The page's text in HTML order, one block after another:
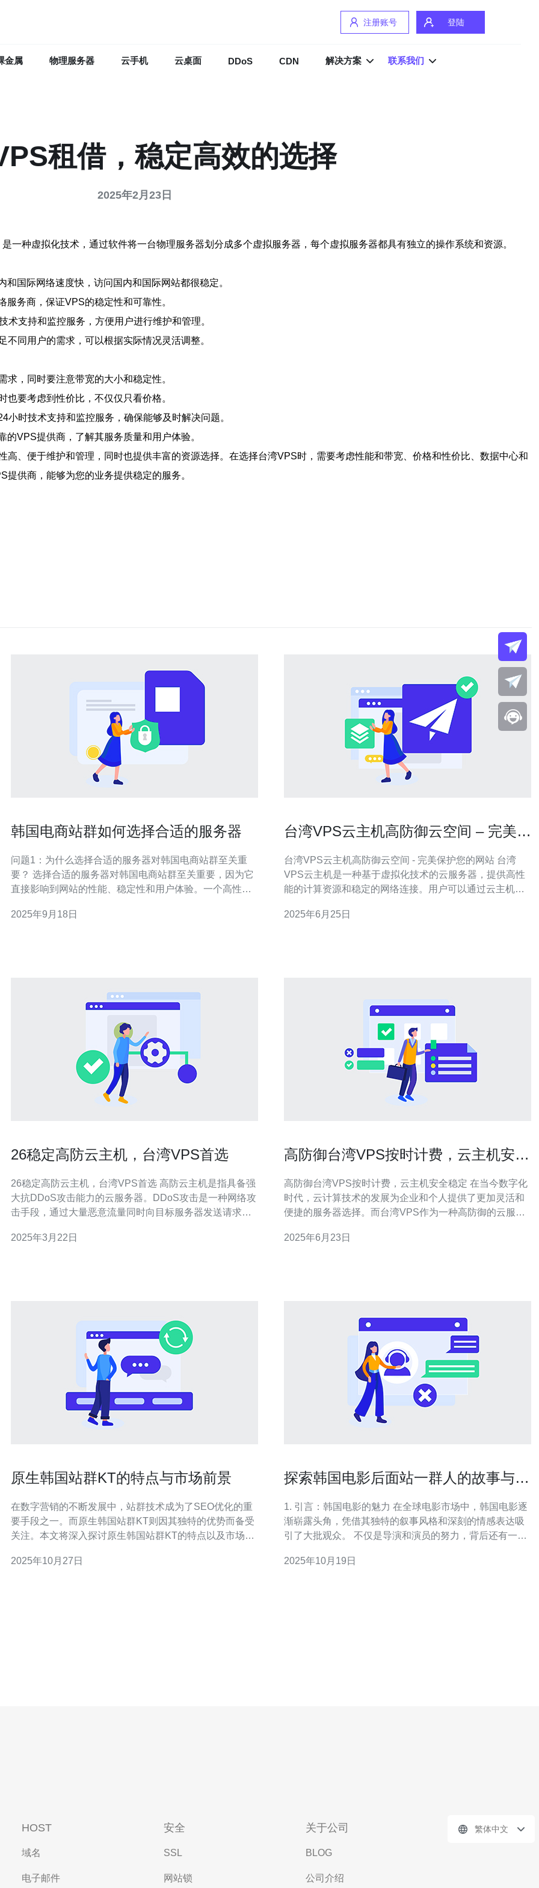
注册账号 登陆
金属 物理服务器 云手机 云桌面 DDoS CDN 解决方案 联系我们
租借，稳定高效的选择
2025年2月23日
一种虚拟化技术，通过软件将一台物理服务器划分成多个虚拟服务器，每个虚拟服务器都具有独立的操作系统和资源。
国际网络速度快，访问国内和国际网站都很稳定。
务商，保证VPS的稳定性和可靠性。
支持和监控服务，方便用户进行维护和管理。
同用户的需求，可以根据实际情况灵活调整。
，同时要注意带宽的大小和稳定性。
要考虑到性价比，不仅仅只看价格。
时技术支持和监控服务，确保能够及时解决问题。
VPS提供商，了解其服务质量和用户体验。
、便于维护和管理，同时也提供丰富的资源选择。在选择台湾VPS时，需要考虑性能和带宽、价格和性价比、数据中心和
供商，能够为您的业务提供稳定的服务。
韩国电商站群如何选择合适的服务器
问题1：为什么选择合适的服务器对韩国电商站群至关重
要？ 选择合适的服务器对韩国电商站群至关重要，因为它
直接影响到网站的性能、稳定性和用户体验。一个高性能
间，提升用户满意度。此外，服务器的稳定性也会影响到
2025年9月18日
台湾VPS云主机高防御云空间 – 完美保
台湾VPS云主机高防御云空间 - 完美保护您的网站 台湾
VPS云主机是一种基于虚拟化技术的云服务器，提供高性
能的计算资源和稳定的网络连接。用户可以通过云主机来
主机具有以下优势： 稳定的网络连接：台湾地理位置优
2025年6月25日
26稳定高防云主机，台湾VPS首选
26稳定高防云主机，台湾VPS首选 高防云主机是指具备强
大抗DDoS攻击能力的云服务器。DDoS攻击是一种网络攻
击手段，通过大量恶意流量同时向目标服务器发送请求，
稳定高防云主机采用先进的防护技术，能够有效应对各种
2025年3月22日
高防御台湾VPS按时计费，云主机安全
高防御台湾VPS按时计费，云主机安全稳定 在当今数字化
时代，云计算技术的发展为企业和个人提供了更加灵活和
便捷的服务器选择。而台湾VPS作为一种高防御的云服务
绍高防御台湾VPS的特点以及其优势。 高防御台湾VPS具
2025年6月23日
原生韩国站群KT的特点与市场前景
在数字营销的不断发展中，站群技术成为了SEO优化的重
要手段之一。而原生韩国站群KT则因其独特的优势而备受
关注。本文将深入探讨原生韩国站群KT的特点以及市场前
解什么是原生韩国站群KT。原生韩国站群是指以韩国本地
2025年10月27日
探索韩国电影后面站一群人的故事与情
1. 引言：韩国电影的魅力 在全球电影市场中，韩国电影逐
渐崭露头角，凭借其独特的叙事风格和深刻的情感表达吸
引了大批观众。 不仅是导演和演员的努力，背后还有一支
机和域名等技术方面的工作，确保电影制作的顺利进行。
2025年10月19日
HOST
域名
电子邮件
安全
SSL
网站锁
关于公司
BLOG
公司介绍
繁体中文